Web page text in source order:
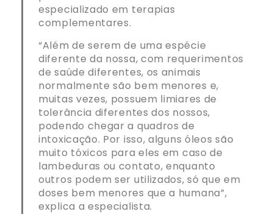
especializado em terapias
complementares.
“Além de serem de uma espécie
diferente da nossa, com requerimentos
de saúde diferentes, os animais
normalmente são bem menores e,
muitas vezes, possuem limiares de
tolerância diferentes dos nossos,
podendo chegar a quadros de
intoxicação. Por isso, alguns óleos são
muito tóxicos para eles em caso de
lambeduras ou contato, enquanto
outros podem ser utilizados, só que em
doses bem menores que a humana”,
explica a especialista.